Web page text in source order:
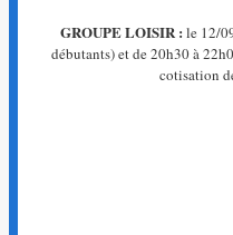
GROUPE LOISIR : le 12/
débutants) et de 20h30 à
cotisation